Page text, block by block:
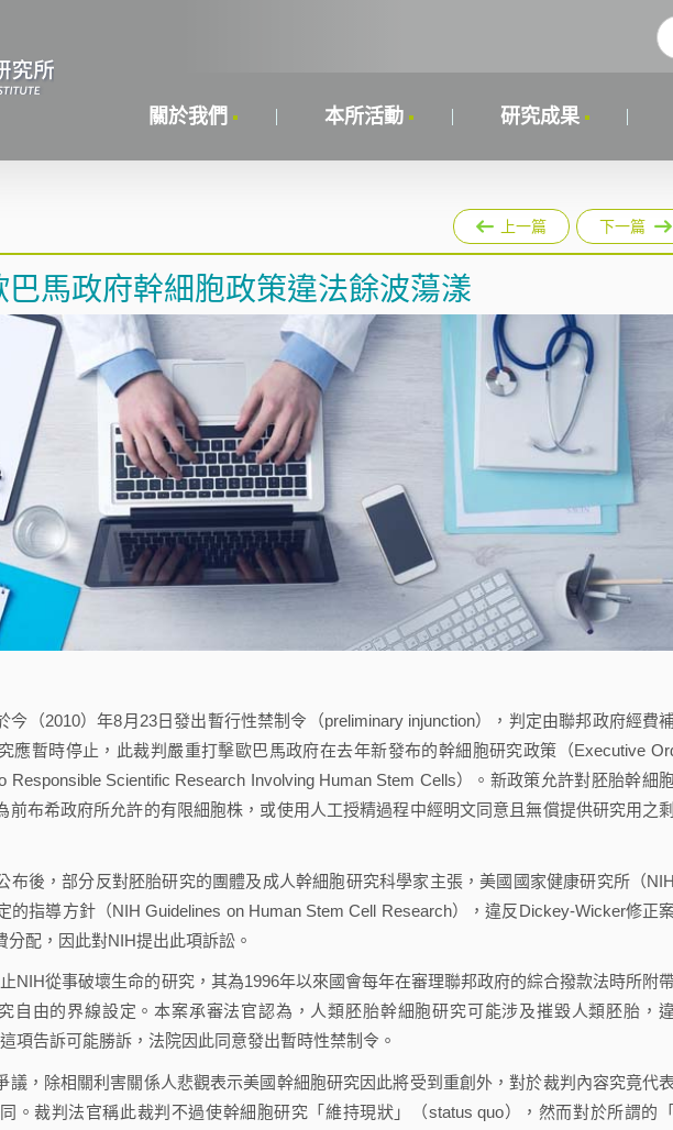
關於我們 本所活動 研究成果
上一篇 下一篇
馬政府幹細胞政策違法餘波蕩漾
2010）年8月23日發出暫行性禁制令（preliminary injunction），判定由聯邦政府經費
應暫時停止，此裁判嚴重打擊歐巴馬政府在去年新發布的幹細胞研究政策（Executive
Responsible Scientific Research Involving Human Stem Cells）。新政策允許對胚胎幹細
前布希政府所允許的有限細胞株，或使用人工授精過程中經明文同意且無償提供研究用之
布後，部分反對胚胎研究的團體及成人幹細胞研究科學家主張，美國國家健康研究所（NIH
的指導方針（NIH Guidelines on Human Stem Cell Research），違反Dickey-Wicker修正案
配，因此對NIH提出此項訴訟。
從事破壞生命的研究，其為1996年以來國會每年在審理聯邦政府的綜合撥款法時所附
自由的界線設定。本案承審法官認為，人類胚胎幹細胞研究可能涉及摧毀人類胚胎，
項告訴可能勝訴，法院因此同意發出暫時性禁制令。
議，除相關利害關係人悲觀表示美國幹細胞研究因此將受到重創外，對於裁判內容究竟代
。裁判法官稱此裁判不過使幹細胞研究「維持現狀」（status quo），然而對於所謂的